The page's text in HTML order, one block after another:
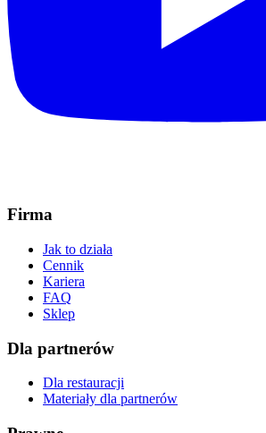
Firma
Jak to działa
Cennik
Kariera
FAQ
Sklep
Dla partnerów
Dla restauracji
Materiały dla partnerów